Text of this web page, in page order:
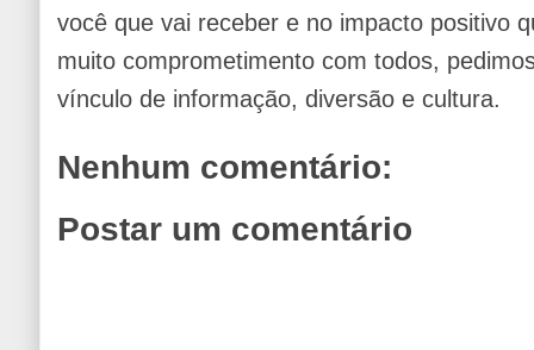
você que vai receber e no impacto positivo
muito comprometimento com todos,
vínculo de informação, diversão e cultura.
Nenhum comentário:
Postar um comentário